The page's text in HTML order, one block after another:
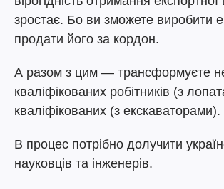
зростає. Бо ви зможете виробити
продати його за кордон.
А разом з цим — трансформуєте
кваліфікованих робітників (з
кваліфікованих (з екскаваторами).
В процес потрібно долучити
науковців та інженерів.